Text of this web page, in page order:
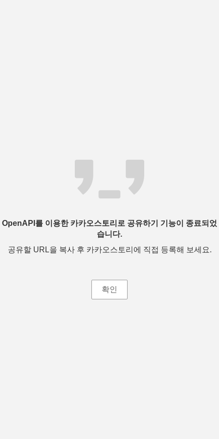
OpenAPI를 이용한 카카오스토리로 공유하기 기능이 종료되었
습니다.
공유할 URL을 복사 후 카카오스토리에 직접 등록해 보세요.
확인